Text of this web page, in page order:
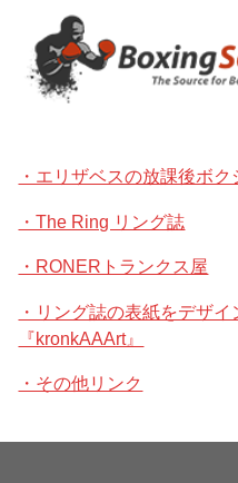
・エリザベスの放課後ボク
・The Ring リング誌
・RONERトランクス屋
・リング誌の表紙をデザ
『kronkAAArt』
・その他リンク